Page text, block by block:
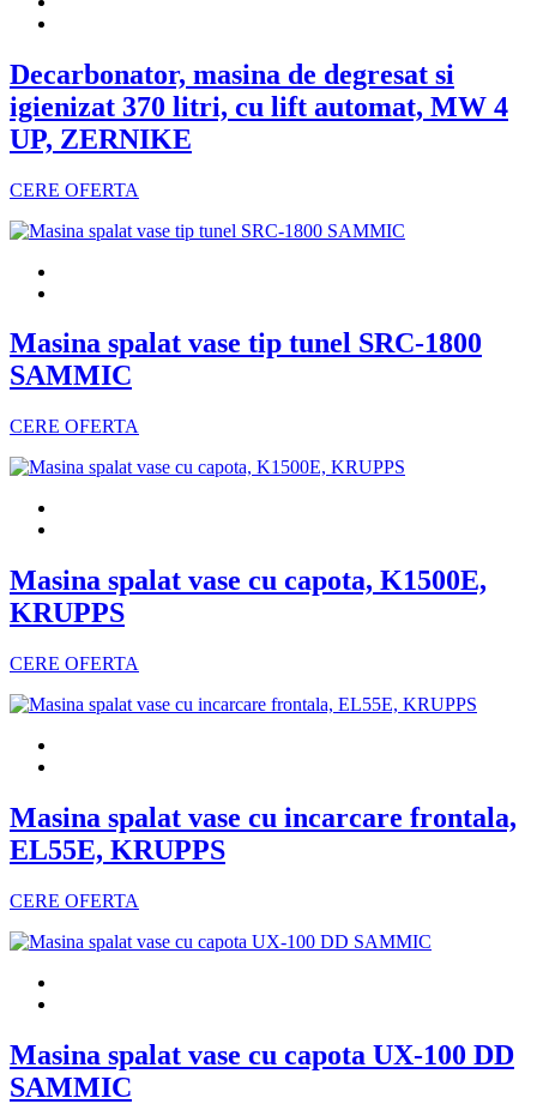
Decarbonator, masina de degresat si
igienizat 370 litri, cu lift automat, MW 4
UP, ZERNIKE
CERE OFERTA
Masina spalat vase tip tunel SRC-1800
SAMMIC
CERE OFERTA
Masina spalat vase cu capota, K1500E,
KRUPPS
CERE OFERTA
Masina spalat vase cu incarcare frontala,
EL55E, KRUPPS
CERE OFERTA
Masina spalat vase cu capota UX-100 DD
SAMMIC